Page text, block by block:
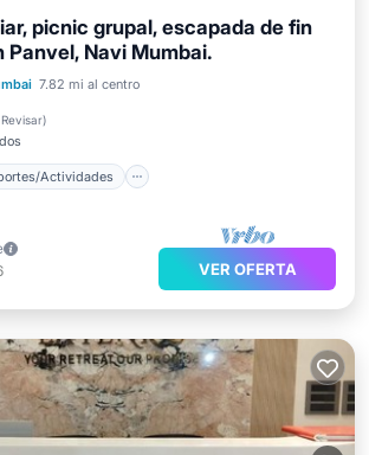
picnic grupal, escapada de fin
Panvel, Navi Mumbai.
7.82 mi al centro
Revisar)
Actividades
Deportes/Actividades
Protección
VER OFERTA